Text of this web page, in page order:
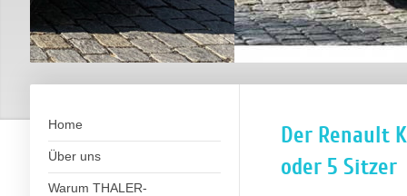
Home
Über uns
Warum THALER-
Der Renault
oder 5 Sitzer